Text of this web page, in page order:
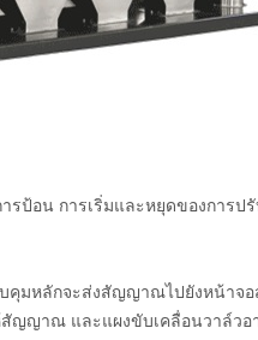
อน การเริ่มและหยุดของการป
มหลักจะส่งสัญญาณไปยังหน้าจ
ญาณ และแผงขับเคลื่อนวาล์วอ